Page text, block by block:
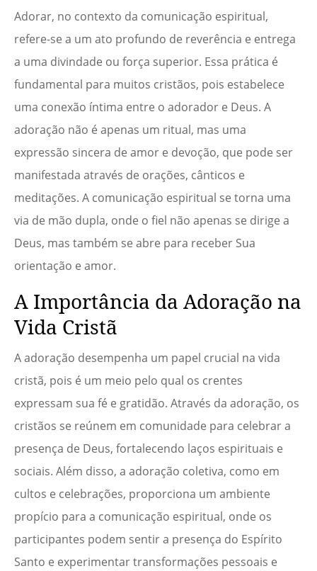
Adorar, no contexto da comunicação espiritual,
refere-se a um ato profundo de reverência e entrega
a uma divindade ou força superior. Essa prática é
fundamental para muitos cristãos, pois estabelece
uma conexão íntima entre o adorador e Deus. A
adoração não é apenas um ritual, mas uma
expressão sincera de amor e devoção, que pode ser
manifestada através de orações, cânticos e
meditações. A comunicação espiritual se torna uma
via de mão dupla, onde o fiel não apenas se dirige a
Deus, mas também se abre para receber Sua
orientação e amor.
A Importância da Adoração na
Vida Cristã
A adoração desempenha um papel crucial na vida
cristã, pois é um meio pelo qual os crentes
expressam sua fé e gratidão. Através da adoração, os
cristãos se reúnem em comunidade para celebrar a
presença de Deus, fortalecendo laços espirituais e
sociais. Além disso, a adoração coletiva, como em
cultos e celebrações, proporciona um ambiente
propício para a comunicação espiritual, onde os
participantes podem sentir a presença do Espírito
Santo e experimentar transformações pessoais e